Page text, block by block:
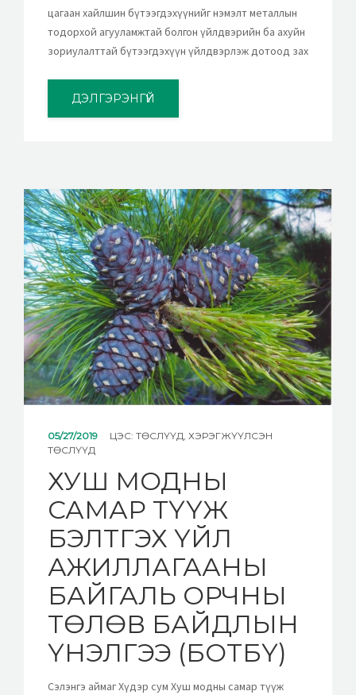
цагаан хайлшин бүтээгдэхүүнийг нэмэлт металлын
тодорхой агууламжтай болгон үйлдвэрийн ба ахуйн
зориулалттай бүтээгдэхүүн үйлдвэрлэж дотоод зах
ДЭЛГЭРЭНГҮЙ
05/27/2019 ЦЭС: ТӨСЛҮҮД, ХЭРЭГЖҮҮЛСЭН
ТӨСЛҮҮД
ХУШ МОДНЫ
САМАР ТҮҮЖ
БЭЛТГЭХ ҮЙЛ
АЖИЛЛАГААНЫ
БАЙГАЛЬ ОРЧНЫ
ТӨЛӨВ БАЙДЛЫН
ҮНЭЛГЭЭ (БОТБҮ)
Сэлэнгэ аймаг Хүдэр сум Хуш модны самар түүж